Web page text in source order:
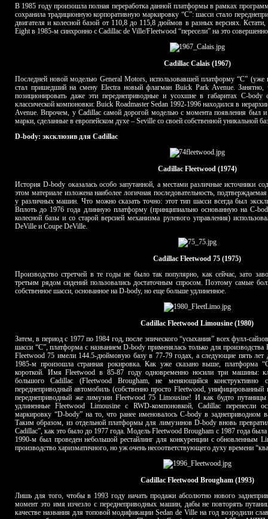
В 1985 году произошла полная переработка данной платформы в рамках
сохранила традиционную корпоративную маркировку “С”: шасси стало
двигателя и колесной базой от 110,8 до 115,8 дюймов в разных версиях.
Eight в 1985-м синхронно с Cadillac de Ville/Fleetwood “пересели” на это
Cadillac Calais (1967)
Последней новой моделью General Motors, использовавшей платформу “C”
стал пришедший на смену Electra новый флагман Buick Park Avenue.
позиционировать даже эти переднеприводные и усохшие в габаритах C-
классической компоновки: Buick Roadmaster Sedan 1992-1996 находился в
Avenue. Впрочем, у Cadillac самой дорогой моделью с момента появления был
марки, сделанные в европейском духе – Seville со своей собственной уникальной
D-body: эксклюзив для Cadillac
Cadillac Fleetwood (1974)
История D-body оказалась особо запутанной, а местами различные источники
этом материале изложена наиболее логичная последовательность,
у различных машин. Что можно сказать точно: этот тип шасси всегда был
Вплоть до 1976 года длинную платформу (принципиально основанную на C-
колесной базы и со старой версией механизма рулевого управления)
DeVille и Coupe DeVille.
Cadillac Fleetwood 75 (1975)
Производство стретчей в те годы не было так популярно, как сейчас, зато
третьим рядом сидений пользовались достаточным спросом. Поэтому самые
собственное шасси, основанное на D-body, но еще больше удлиненное.
Cadillac Fleetwood Limousine (1980)
Затем, в период с 1977 по 1984 год, после эпического “усыхания” всех фулл-
шасси “C”, платформа с названием D-body применялась только для
Fleetwood 75 имели 144.5-дюймовую базу в 77-79 годах, а следующие пять лет
1985-м произошла странная рокировка. Как уже сказано выше, платформа
короткой. Имя Fleetwood в 85-87 году одновременно носили три машины:
большого Cadillac (Fleetwood Brougham, не меняющийся
переднеприводный автомобиль (собственно просто Fleetwood,
переднеприводный же лимузин Fleetwood 75 Limousine! И как будто путаницы
удлиненные Fleetwood Limousine с RWD-компоновкой, Cadillac перенесли
маркировку “D-body” на то, что ранее именовалось C-body в заднеприводном
Таким образом, из отдельной платформы для лимузинов D-body вновь
Cadillac”, как это было до 1977 года. Модель Fleetwood Brougham с 1987 года
1990-м был проведен небольшой рестайлинг для конкуренции с обновленным
производство харизматичного, но уж очень несоответствующего духу времени
Cadillac Fleetwood Brougham (1993)
Лишь для того, чтобы в 1993 году начать продажи абсолютно нового
момент это имя изчезло с переднеприводных машин, дабы не повторять
качестве названия для топовой модификации Sedan de Ville на год возродили